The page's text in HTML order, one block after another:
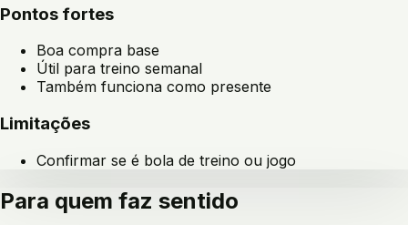
Pontos fortes
Boa compra base
Útil para treino semanal
Também funciona como presente
Limitações
Confirmar se é bola de treino ou jogo
Para quem faz sentido